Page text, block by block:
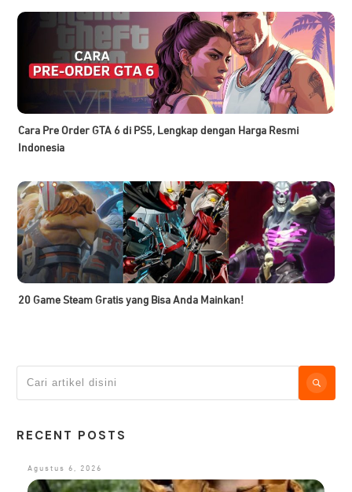
Cara Pre Order GTA 6 di PS5, Lengkap dengan Harga Resmi
Indonesia
20 Game Steam Gratis yang Bisa Anda Mainkan!
RECENT POSTS
Agustus 6, 2026